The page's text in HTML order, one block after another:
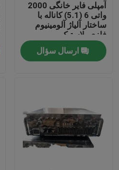
خونه
محصولات
بازدید از کارخانه
آمپلی فایر خانگی 2000
واتی 6 (5.1) کاناله با
ساختار آلیاژ آلومینیوم
فلزی پلاستیکی
ارسال سؤال